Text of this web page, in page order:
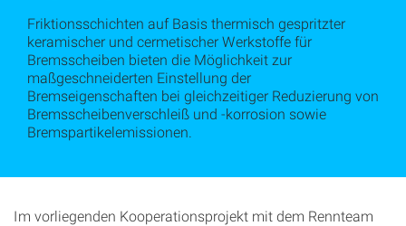
Friktionsschichten auf Basis thermisch gespritzter
keramischer und cermetischer Werkstoffe für
Bremsscheiben bieten die Möglichkeit zur
maßgeschneiderten Einstellung der
Bremseigenschaften bei gleichzeitiger Reduzierung von
Bremsscheibenverschleiß und -korrosion sowie
Bremspartikelemissionen.
Im vorliegenden Kooperationsprojekt mit dem Rennteam